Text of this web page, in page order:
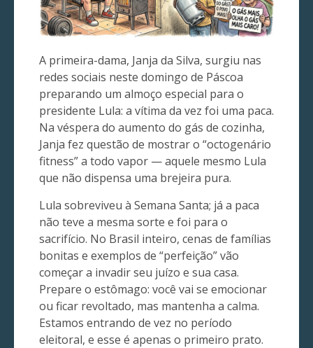
A primeira-dama, Janja da Silva, surgiu nas
redes sociais neste domingo de Páscoa
preparando um almoço especial para o
presidente Lula: a vítima da vez foi uma paca.
Na véspera do aumento do gás de cozinha,
Janja fez questão de mostrar o “octogenário
fitness” a todo vapor — aquele mesmo Lula
que não dispensa uma brejeira pura.
Lula sobreviveu à Semana Santa; já a paca
não teve a mesma sorte e foi para o
sacrifício. No Brasil inteiro, cenas de famílias
bonitas e exemplos de “perfeição” vão
começar a invadir seu juízo e sua casa.
Prepare o estômago: você vai se emocionar
ou ficar revoltado, mas mantenha a calma.
Estamos entrando de vez no período
eleitoral, e esse é apenas o primeiro prato.